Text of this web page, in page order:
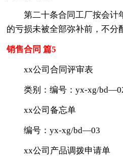
第二十条合同工厂按会计
的亏损未被全部弥补前，不分
销售合同 篇5
xx公司合同评审表
类别：编号：yx-xg/
xx公司备忘单
编号：yx-xg/bd—03
xx公司产品调拨申请单